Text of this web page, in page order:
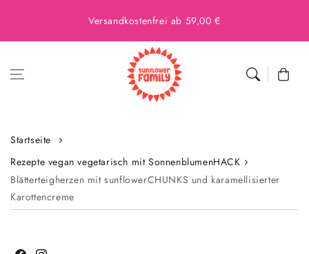
Versandkostenfrei ab 59,00 €
Startseite
Rezepte vegan vegetarisch mit SonnenblumenHACK
Blätterteigherzen mit sunflowerCHUNKS und karamellisierter
Karottencreme